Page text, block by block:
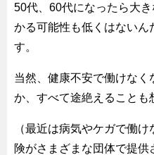
50代、60代になったら大
かる可能性も低くはないん
す。
当然、健康不安で働けなく
か、すべて途絶えることも
（最近は病気やケガで働
険がさまざまな団体で提